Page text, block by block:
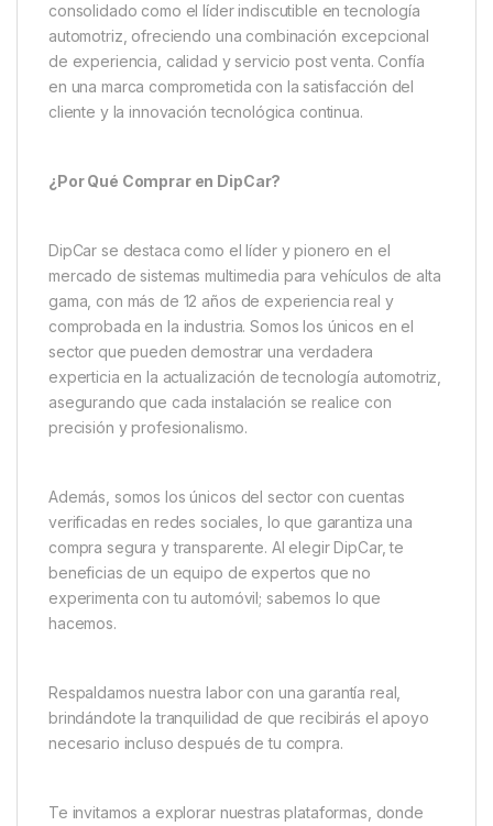
consolidado como el líder indiscutible en tecnología
automotriz, ofreciendo una combinación excepcional
de experiencia, calidad y servicio post venta. Confía
en una marca comprometida con la satisfacción del
cliente y la innovación tecnológica continua.
¿Por Qué Comprar en DipCar?
DipCar se destaca como el líder y pionero en el
mercado de sistemas multimedia para vehículos de alta
gama, con más de 12 años de experiencia real y
comprobada en la industria. Somos los únicos en el
sector que pueden demostrar una verdadera
experticia en la actualización de tecnología automotriz,
asegurando que cada instalación se realice con
precisión y profesionalismo.
Además, somos los únicos del sector con cuentas
verificadas en redes sociales, lo que garantiza una
compra segura y transparente. Al elegir DipCar, te
beneficias de un equipo de expertos que no
experimenta con tu automóvil; sabemos lo que
hacemos.
Respaldamos nuestra labor con una garantía real,
brindándote la tranquilidad de que recibirás el apoyo
necesario incluso después de tu compra.
Te invitamos a explorar nuestras plataformas, donde